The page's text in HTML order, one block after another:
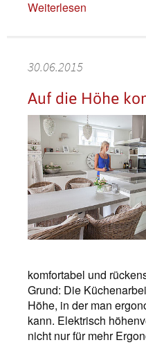
Weiterlesen
30.06.2015
Auf die Höhe
komfortabel und
Grund: Die
Höhe, in der man
kann. Elektrisch
nicht nur für mehr